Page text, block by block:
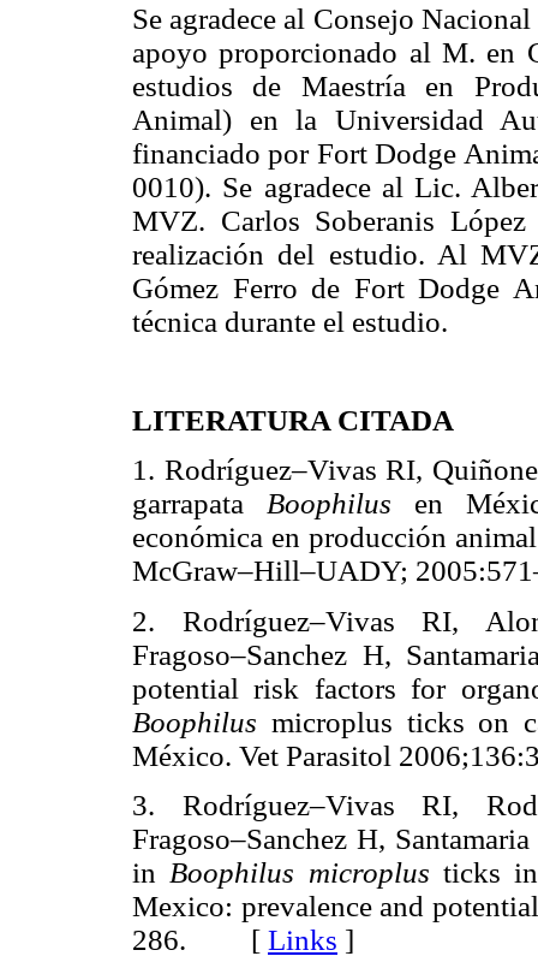
Se agradece al Consejo
apoyo proporcionado al M. en
estudios de Maestría en
Animal) en la Universidad
financiado por Fort Dodge
0010). Se agradece al Lic.
MVZ. Carlos Soberanis
realización del estudio. Al
Gómez Ferro de Fort Dodge
técnica durante el estudio.
LITERATURA CITADA
1. Rodríguez–Vivas RI,
garrapata Boophilus en
económica en producción
McGraw–Hill–UADY;
2. Rodríguez–Vivas RI,
Fragoso–Sanchez H,
potential risk factors for
Boophilus microplus ticks on
México. Vet Parasitol
3. Rodríguez–Vivas RI,
Fragoso–Sanchez H,
in Boophilus microplus ticks
Mexico: prevalence and
286. [ Links ]